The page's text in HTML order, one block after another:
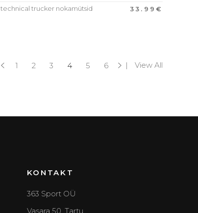
33.99 €
technical trucker nokamütsid
1 2 3 4 5 6 View All
KONTAKT
363 Sport OÜ
Vasara 50, Tartu